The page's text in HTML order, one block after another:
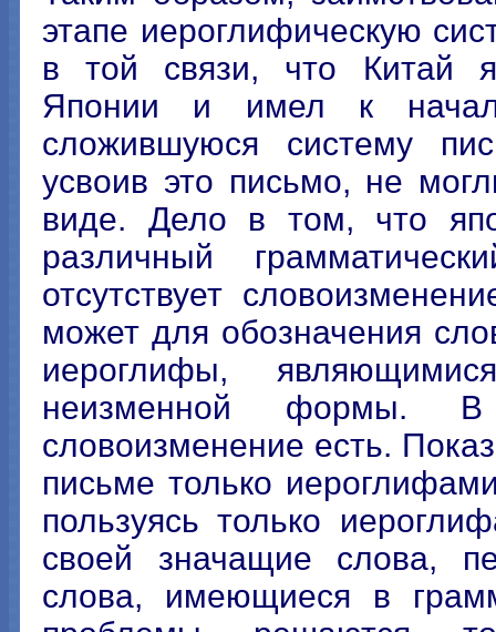
этапе иероглифическую
в той связи, что Китай
Японии и имел к
сложившуюся систему
усвоив это письмо, не
виде. Дело в том, что
различный
отсутствует
может для обозначения
иероглифы,
неизменной формы. В
словоизменение есть.
письме только
пользуясь только
своей значащие слова,
слова, имеющиеся в